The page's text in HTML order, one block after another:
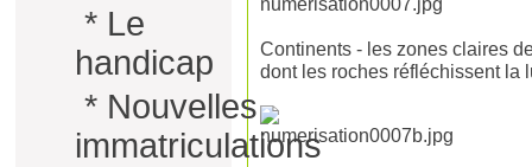
* Le
handicap
* Nouvelles
immatriculations
Continents - les zones claires
dont les roches réfléchissent la